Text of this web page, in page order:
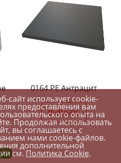
0164 PE Антрацит
Выбрать
сайт использует cookie-
предоставления вам
опыта на
Продолжая использовать
вы соглашаетесь с
нами cookie-файлов.
дополнительной
см.Политика Cookie.